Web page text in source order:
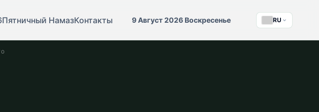
Пятничный НамазКонтакты 9 Август 2026 Воскресенье RU